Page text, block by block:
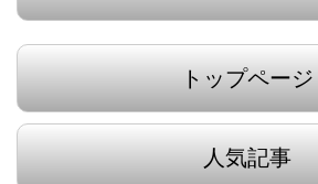
トップページ
人気記事